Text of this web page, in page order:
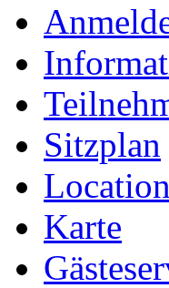
Sitzplan
Location
Karte